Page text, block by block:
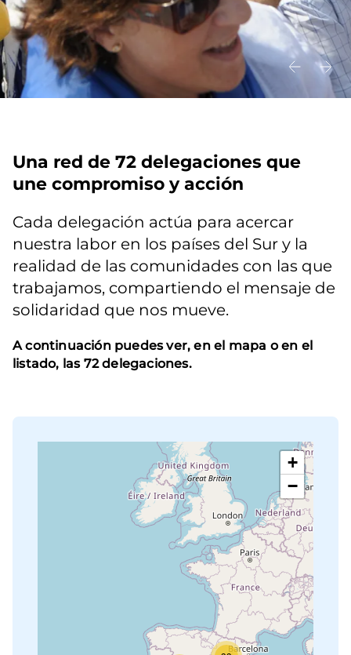
Una red de 72 delegaciones que
une compromiso y acción
Cada delegación actúa para acercar
nuestra labor en los países del Sur y la
realidad de las comunidades con las que
trabajamos, compartiendo el mensaje de
solidaridad que nos mueve.
A continuación puedes ver, en el mapa o en el
listado, las 72 delegaciones.
+
−